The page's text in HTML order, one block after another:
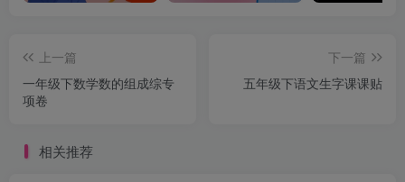
上一篇
一年级下数学数的组成综专
项卷
下一篇
五年级下语文生字课课贴
相关推荐